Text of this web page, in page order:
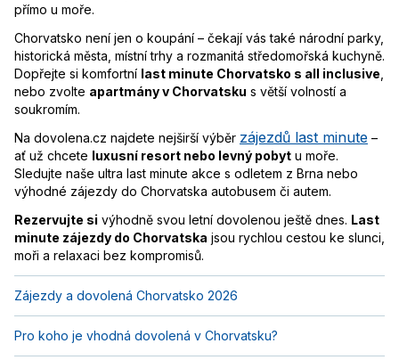
přímo u moře.
Chorvatsko není jen o koupání – čekají vás také národní parky,
historická města, místní trhy a rozmanitá středomořská kuchyně.
Dopřejte si komfortní last minute Chorvatsko s all inclusive
nebo zvolte apartmány v Chorvatsku s větší volností a
soukromím.
Na dovolena.cz najdete nejširší výběr zájezdů last minute –
ať už chcete luxusní resort nebo levný pobyt u moře.
Sledujte naše ultra last minute akce s odletem z Brna nebo
výhodné zájezdy do Chorvatska autobusem či autem.
Rezervujte si výhodně svou letní dovolenou ještě dnes. Last
minute zájezdy do Chorvatska jsou rychlou cestou ke slunci,
moři a relaxaci bez kompromisů.
Zájezdy a dovolená Chorvatsko 2026
Pro koho je vhodná dovolená v Chorvatsku?